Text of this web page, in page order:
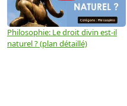
Philosophie: Le droit divin est-il
naturel ? (plan détaillé)